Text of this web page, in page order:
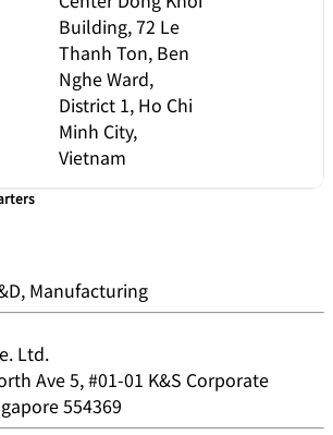
Building, 72 Le
Thanh Ton, Ben
Nghe Ward,
District 1, Ho Chi
Minh City,
Vietnam
Manufacturing
Ltd.
Ave 5, #01-01 K&S Corporate
554369